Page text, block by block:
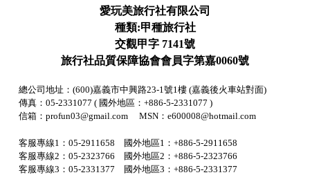
愛玩美旅行社有限公司
種類:甲種旅行社
交觀甲字 7141號
旅行社品質保障協會會員字第嘉0060號
總公司地址：(600)嘉義市中興路23-1號1樓 (嘉義後火車站對面)
傳真：05-2331077 ( 國外地區：+886-5-2331077 )
信箱：profun03@gmail.com MSN：e600008@hotmail.com
客服專線1：05-2911658 國外地區1：+886-5-2911658
客服專線2：05-2323766 國外地區2：+886-5-2323766
客服專線3：05-2331377 國外地區3：+886-5-2331377